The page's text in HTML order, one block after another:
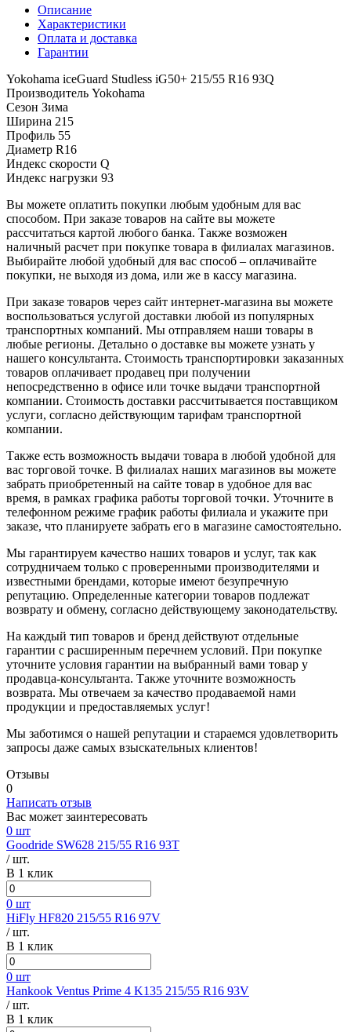
Описание
Характеристики
Оплата и доставка
Гарантии
Yokohama iceGuard Studless iG50+ 215/55 R16 93Q
Производитель Yokohama
Сезон Зима
Ширина 215
Профиль 55
Диаметр R16
Индекс скорости Q
Индекс нагрузки 93
Вы можете оплатить покупки любым удобным для вас
способом. При заказе товаров на сайте вы можете
рассчитаться картой любого банка. Также возможен
наличный расчет при покупке товара в филиалах магазинов.
Выбирайте любой удобный для вас способ – оплачивайте
покупки, не выходя из дома, или же в кассу магазина.
При заказе товаров через сайт интернет-магазина вы можете
воспользоваться услугой доставки любой из популярных
транспортных компаний. Мы отправляем наши товары в
любые регионы. Детально о доставке вы можете узнать у
нашего консультанта. Стоимость транспортировки заказанных
товаров оплачивает продавец при получении
непосредственно в офисе или точке выдачи транспортной
компании. Стоимость доставки рассчитывается поставщиком
услуги, согласно действующим тарифам транспортной
компании.
Также есть возможность выдачи товара в любой удобной для
вас торговой точке. В филиалах наших магазинов вы можете
забрать приобретенный на сайте товар в удобное для вас
время, в рамках графика работы торговой точки. Уточните в
телефонном режиме график работы филиала и укажите при
заказе, что планируете забрать его в магазине самостоятельно.
Мы гарантируем качество наших товаров и услуг, так как
сотрудничаем только с проверенными производителями и
известными брендами, которые имеют безупречную
репутацию. Определенные категории товаров подлежат
возврату и обмену, согласно действующему законодательству.
На каждый тип товаров и бренд действуют отдельные
гарантии с расширенным перечнем условий. При покупке
уточните условия гарантии на выбранный вами товар у
продавца-консультанта. Также уточните возможность
возврата. Мы отвечаем за качество продаваемой нами
продукции и предоставляемых услуг!
Мы заботимся о нашей репутации и стараемся удовлетворить
запросы даже самых взыскательных клиентов!
Отзывы
0
Написать отзыв
Вас может заинтересовать
0 шт
Goodride SW628 215/55 R16 93T
/ шт.
В 1 клик
0 шт
HiFly HF820 215/55 R16 97V
/ шт.
В 1 клик
0 шт
Hankook Ventus Prime 4 K135 215/55 R16 93V
/ шт.
В 1 клик